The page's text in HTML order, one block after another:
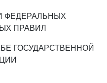
ФЕДЕРАЛЬНЫХ
ПРАВИЛ
ГОСУДАРСТВЕННОЙ